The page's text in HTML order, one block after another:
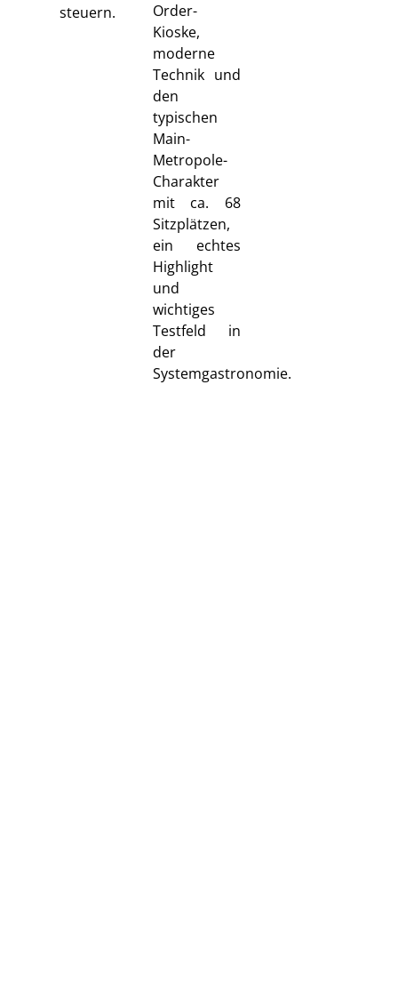
steuern.
Order-
Kioske,
moderne
Technik und
den
typischen
Main-
Metropole-
Charakter
mit ca. 68
Sitzplätzen,
ein echtes
Highlight
und
wichtiges
Testfeld in
der
Systemgastronomie.